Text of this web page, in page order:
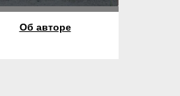
Об авторе